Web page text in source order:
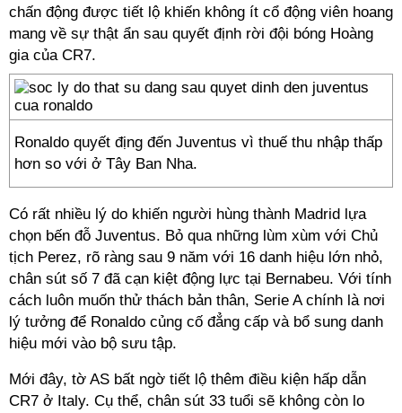
chấn động được tiết lộ khiến không ít cổ động viên hoang
mang về sự thật ẩn sau quyết định rời đội bóng Hoàng
gia của CR7.
Ronaldo quyết địng đến Juventus vì thuế thu nhập thấp
hơn so với ở Tây Ban Nha.
Có rất nhiều lý do khiến người hùng thành Madrid lựa
chọn bến đỗ Juventus. Bỏ qua những lùm xùm với Chủ
tịch Perez, rõ ràng sau 9 năm với 16 danh hiệu lớn nhỏ,
chân sút số 7 đã cạn kiệt động lực tại Bernabeu. Với tính
cách luôn muốn thử thách bản thân, Serie A chính là nơi
lý tưởng để Ronaldo củng cố đẳng cấp và bổ sung danh
hiệu mới vào bộ sưu tập.
Mới đây, tờ AS bất ngờ tiết lộ thêm điều kiện hấp dẫn
CR7 ở Italy. Cụ thể, chân sút 33 tuổi sẽ không còn lo